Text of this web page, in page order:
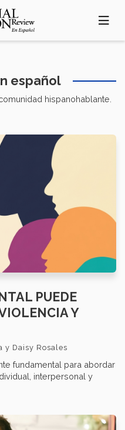
español
hispanohablante.
PUEDE
Y
y Daisy Rosales
fundamental para abordar
interpersonal y